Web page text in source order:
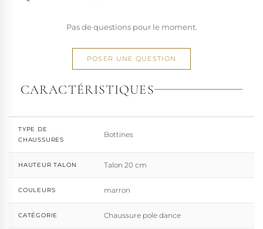
Pas de questions pour le moment.
POSER UNE QUESTION
CARACTÉRISTIQUES
TYPE DE
CHAUSSURES
Bottines
HAUTEUR TALON Talon 20 cm
COULEURS marron
CATÉGORIE Chaussure pole dance